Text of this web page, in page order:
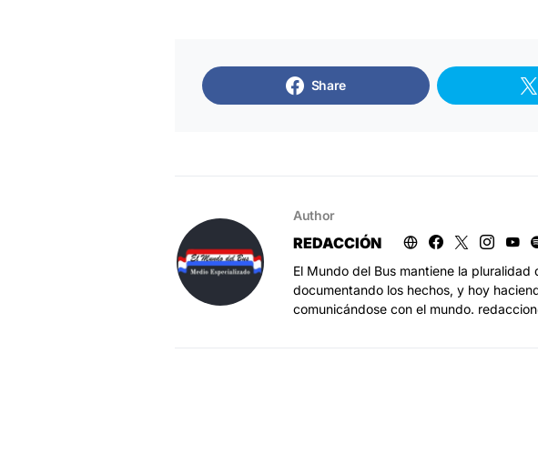
Share
Author
REDACCIÓN
El Mundo del Bus mantiene la
documentando los hechos, y hoy
comunicándose con el mundo.